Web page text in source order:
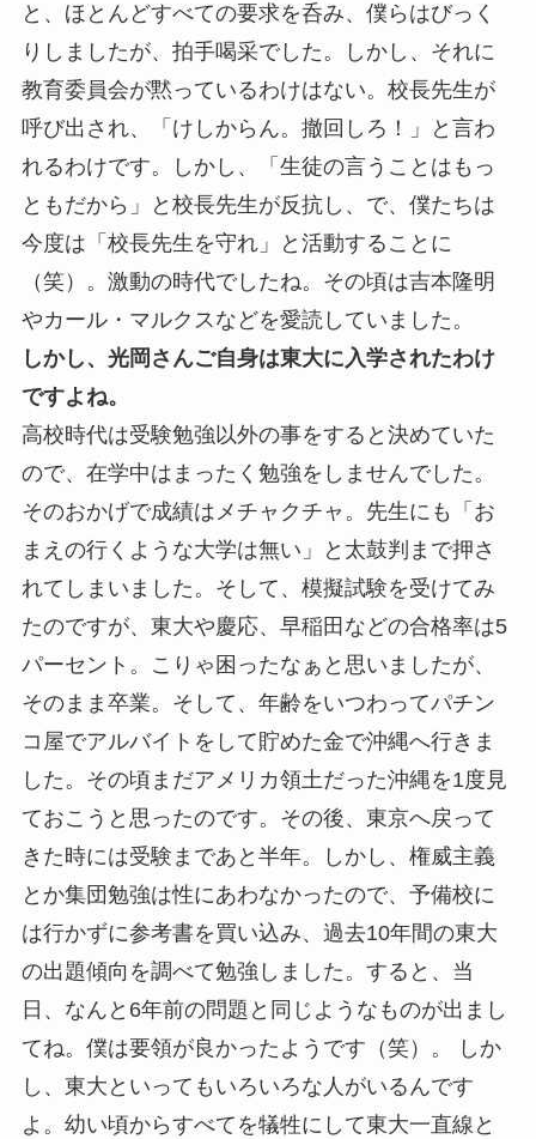
と、ほとんどすべての要求を呑み、僕らはびっく
りしましたが、拍手喝采でした。しかし、それに
教育委員会が黙っているわけはない。校長先生が
呼び出され、「けしからん。撤回しろ！」と言わ
れるわけです。しかし、「生徒の言うことはもっ
ともだから」と校長先生が反抗し、で、僕たちは
今度は「校長先生を守れ」と活動することに
（笑）。激動の時代でしたね。その頃は吉本隆明
やカール・マルクスなどを愛読していました。
しかし、光岡さんご自身は東大に入学されたわけ
ですよね。
高校時代は受験勉強以外の事をすると決めていた
ので、在学中はまったく勉強をしませんでした。
そのおかげで成績はメチャクチャ。先生にも「お
まえの行くような大学は無い」と太鼓判まで押さ
れてしまいました。そして、模擬試験を受けてみ
たのですが、東大や慶応、早稲田などの合格率は5
パーセント。こりゃ困ったなぁと思いましたが、
そのまま卒業。そして、年齢をいつわってパチン
コ屋でアルバイトをして貯めた金で沖縄へ行きま
した。その頃まだアメリカ領土だった沖縄を1度見
ておこうと思ったのです。その後、東京へ戻って
きた時には受験まであと半年。しかし、権威主義
とか集団勉強は性にあわなかったので、予備校に
は行かずに参考書を買い込み、過去10年間の東大
の出題傾向を調べて勉強しました。すると、当
日、なんと6年前の問題と同じようなものが出まし
てね。僕は要領が良かったようです（笑）。 しか
し、東大といってもいろいろな人がいるんです
よ。幼い頃からすべてを犠牲にして東大一直線と